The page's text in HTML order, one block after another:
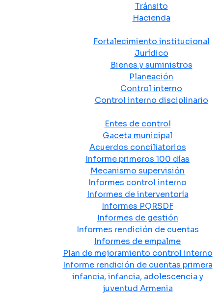
Tránsito
Hacienda
Fortalecimiento institucional
Jurídico
Bienes y suministros
Planeación
Control interno
Control interno disciplinario
Entes de control
Gaceta municipal
Acuerdos conciliatorios
Informe primeros 100 días
Mecanismo supervisión
Informes control interno
Informes de interventoría
Informes PQRSDF
Informes de gestión
Informes rendición de cuentas
Informes de empalme
Plan de mejoramiento control interno
Informe rendición de cuentas primera
infancia, infancia, adolescencia y
juventud Armenia